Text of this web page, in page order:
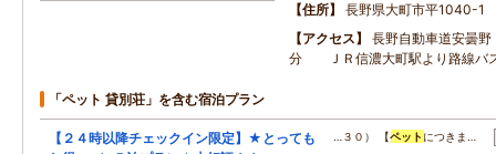
住所
長野県大町市平1040-1
アクセス
長野自動車道安曇野
分 ＪＲ信濃大町駅より路線バ
「ペット 貸別荘」を含む宿泊プラン
【２４時以降チェックイン限定】★とっても
…３０） 【ペット につきま…